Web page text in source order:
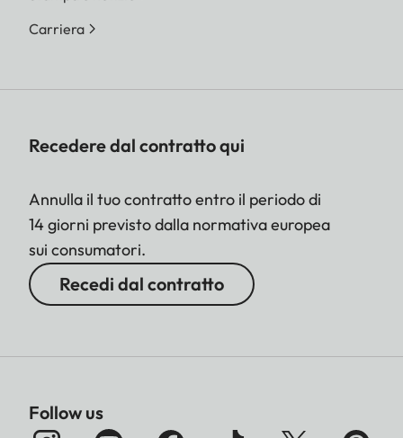
Carriera
Recedere dal contratto qui
Annulla il tuo contratto entro il periodo di
14 giorni previsto dalla normativa europea
sui consumatori.
Recedi dal contratto
Follow us